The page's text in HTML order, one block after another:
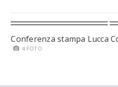
Conferenza stampa Lucca
4 FOTO